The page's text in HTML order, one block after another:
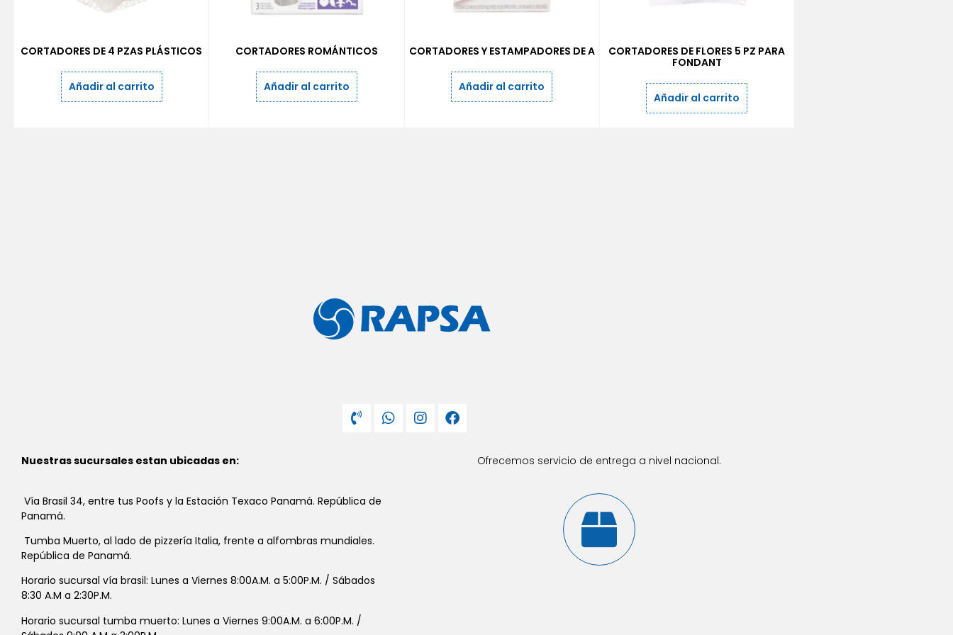
CORTADORES DE 4 PZAS PLÁSTICOS
Añadir al carrito
CORTADORES ROMÁNTICOS
Añadir al carrito
CORTADORES Y ESTAMPADORES DE A
Añadir al carrito
CORTADORES DE FLORES 5 PZ PARA
FONDANT
Añadir al carrito
Nuestras sucursales estan ubicadas en:
Vía Brasil 34, entre tus Poofs y la Estación Texaco Panamá. República de
Panamá.
Tumba Muerto, al lado de pizzería Italia, frente a alfombras mundiales.
República de Panamá.
Horario sucursal vía brasil: Lunes a Viernes 8:00A.M. a 5:00P.M. / Sábados
8:30 A.M a 2:30P.M.
Horario sucursal tumba muerto: Lunes a Viernes 9:00A.M. a 6:00P.M. /
Ofrecemos servicio de entrega a nivel nacional.